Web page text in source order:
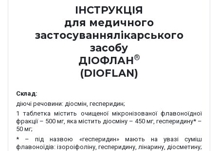
ІНСТРУКЦІЯ
для медичного
застосуваннялікарського
засобу
ДІОФЛАН®
(DIOFLAN)
Склад:
діючі речовини: діосмін, гесперидин;
1 таблетка містить очищеної мікронізованої флавоноїдної
фракції – 500 мг, яка містить діосміну – 450 мг, гесперидину* –
50 мг;
* – під назвою «гесперидин» мають на увазі суміш
флавоноїдів: ізороіфоліну, гесперидину, лінарину, діосметину;